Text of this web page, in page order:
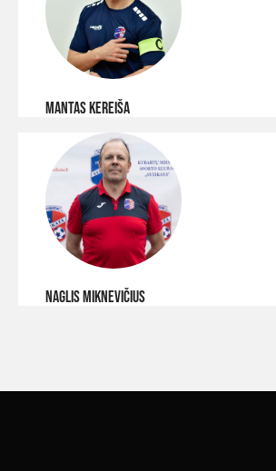
Mantas kereiša
Naglis MIKNEVIČIUS